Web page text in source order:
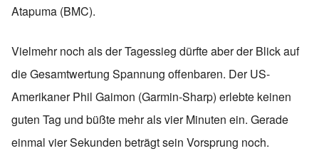
Atapuma (BMC).
Vielmehr noch als der Tagessieg dürfte aber der Blick auf
die Gesamtwertung Spannung offenbaren. Der US-
Amerikaner Phil Gaimon (Garmin-Sharp) erlebte keinen
guten Tag und büßte mehr als vier Minuten ein. Gerade
einmal vier Sekunden beträgt sein Vorsprung noch.